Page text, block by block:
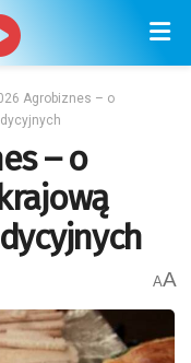
Agrobiznes – o
– o
AA